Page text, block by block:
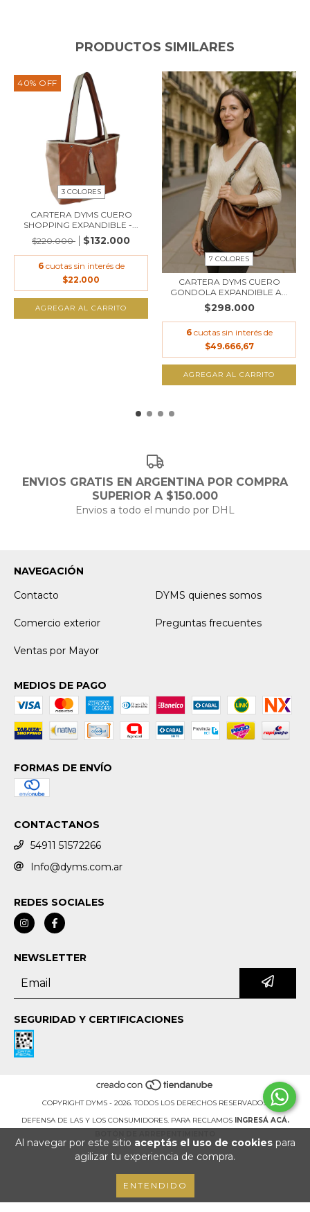
Al navegar por este sitio aceptás el uso de cookiespara
agilizar tu experiencia de compra.
ENTENDIDO
PRODUCTOS SIMILARES
40% OFF
3 COLORES
CARTERA DYMS CUERO
SHOPPING EXPANDIBLE -...
$220.000
$132.000
6 cuotas sin interés de
$22.000
AGREGAR AL CARRITO
7 COLORES
CARTERA DYMS CUERO
GONDOLA EXPANDIBLE A...
$298.000
6 cuotas sin interés de
$49.666,67
AGREGAR AL CARRITO
ENVIOS GRATIS EN ARGENTINA POR COMPRA
SUPERIOR A $150.000
Envios a todo el mundo por DHL
NAVEGACIÓN
Contacto
DYMS quienes somos
Comercio exterior Preguntas frecuentes
Ventas por Mayor
MEDIOS DE PAGO
FORMAS DE ENVÍO
CONTACTANOS
54911 51572266
Info@dyms.com.ar
REDES SOCIALES
NEWSLETTER
SEGURIDAD Y CERTIFICACIONES
COPYRIGHT DYMS - 2026. TODOS LOS DERECHOS RESERVADOS.
DEFENSA DE LAS Y LOS CONSUMIDORES. PARA RECLAMOS
INGRESÁ ACÁ.